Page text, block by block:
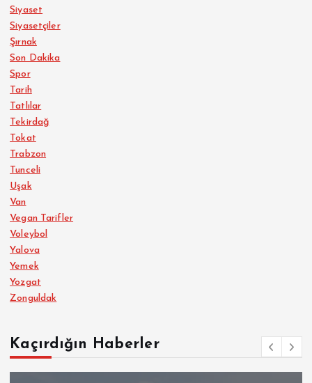
Siyaset
Siyasetçiler
Şırnak
Son Dakika
Spor
Tarih
Tatlılar
Tekirdağ
Tokat
Trabzon
Tunceli
Uşak
Van
Vegan Tarifler
Voleybol
Yalova
Yemek
Yozgat
Zonguldak
Kaçırdığın Haberler